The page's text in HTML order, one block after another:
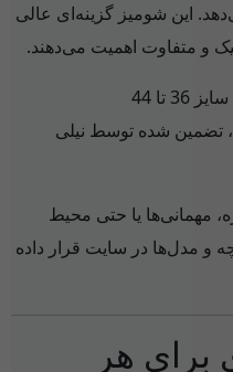
این شومیز گزینه‌ای عالی
و متفاوت اهمیت می‌دهند.
تا 44
تضمین شده توسط نیلی
مهمانی‌ها یا حتی محیط
و مدل‌ها در سایت قرار داده
برای هر